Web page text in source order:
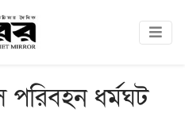
পরিবহন ধর্মঘট